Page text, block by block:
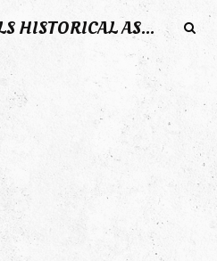
LIBERTY WHEELS HISTORICAL ASSOCIATION